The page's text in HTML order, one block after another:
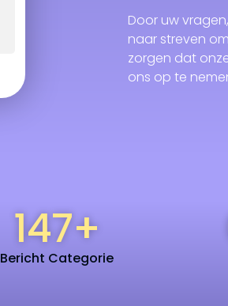
Door uw
naar streven
zorgen dat
ons op te
Bericht Categorie
147+